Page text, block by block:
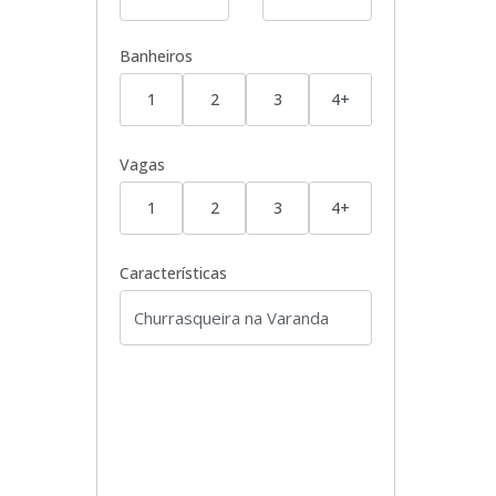
Banheiros
1 2 3 4+
Vagas
1 2 3 4+
Características